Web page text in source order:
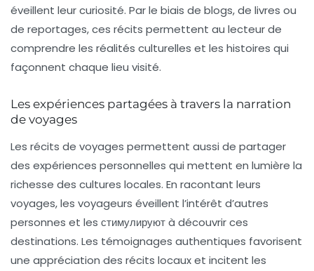
éveillent leur curiosité. Par le biais de blogs, de livres ou
de reportages, ces récits permettent au lecteur de
comprendre les réalités culturelles et les histoires qui
façonnent chaque lieu visité.
Les expériences partagées à travers la narration
de voyages
Les récits de voyages permettent aussi de partager
des expériences personnelles qui mettent en lumière la
richesse des cultures locales. En racontant leurs
voyages, les voyageurs éveillent l’intérêt d’autres
personnes et les стимулируют à découvrir ces
destinations. Les témoignages authentiques favorisent
une appréciation des récits locaux et incitent les